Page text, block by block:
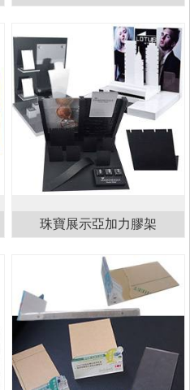
珠寶展示亞加力膠架